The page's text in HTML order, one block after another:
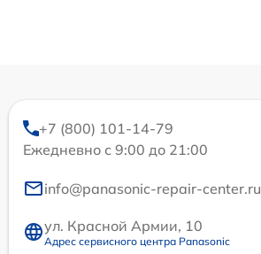
+7 (800) 101-14-79
Ежедневно с 9:00 до 21:00
info@panasonic-repair-center.ru
ул. Красной Армии, 10
Адрес сервисного центра Panasonic